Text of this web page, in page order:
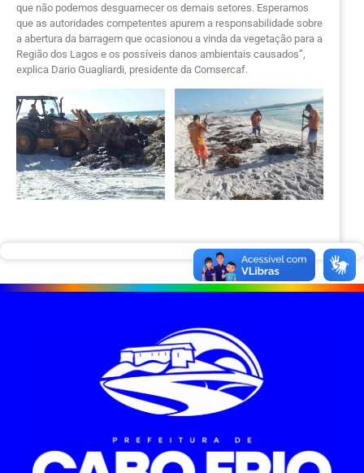
que não podemos desguarnecer os demais setores. Esperamos
que as autoridades competentes apurem a responsabilidade sobre
a abertura da barragem que ocasionou a vinda da vegetação para a
Região dos Lagos e os possíveis danos ambientais causados”,
explica Dario Guagliardi, presidente da Comsercaf.